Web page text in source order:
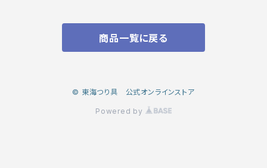
商品一覧に戻る
© 東海つり具 公式オンラインストア
Powered by